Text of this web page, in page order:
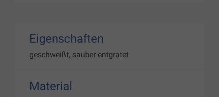
Eigenschaften
geschweißt, sauber entgratet
Material